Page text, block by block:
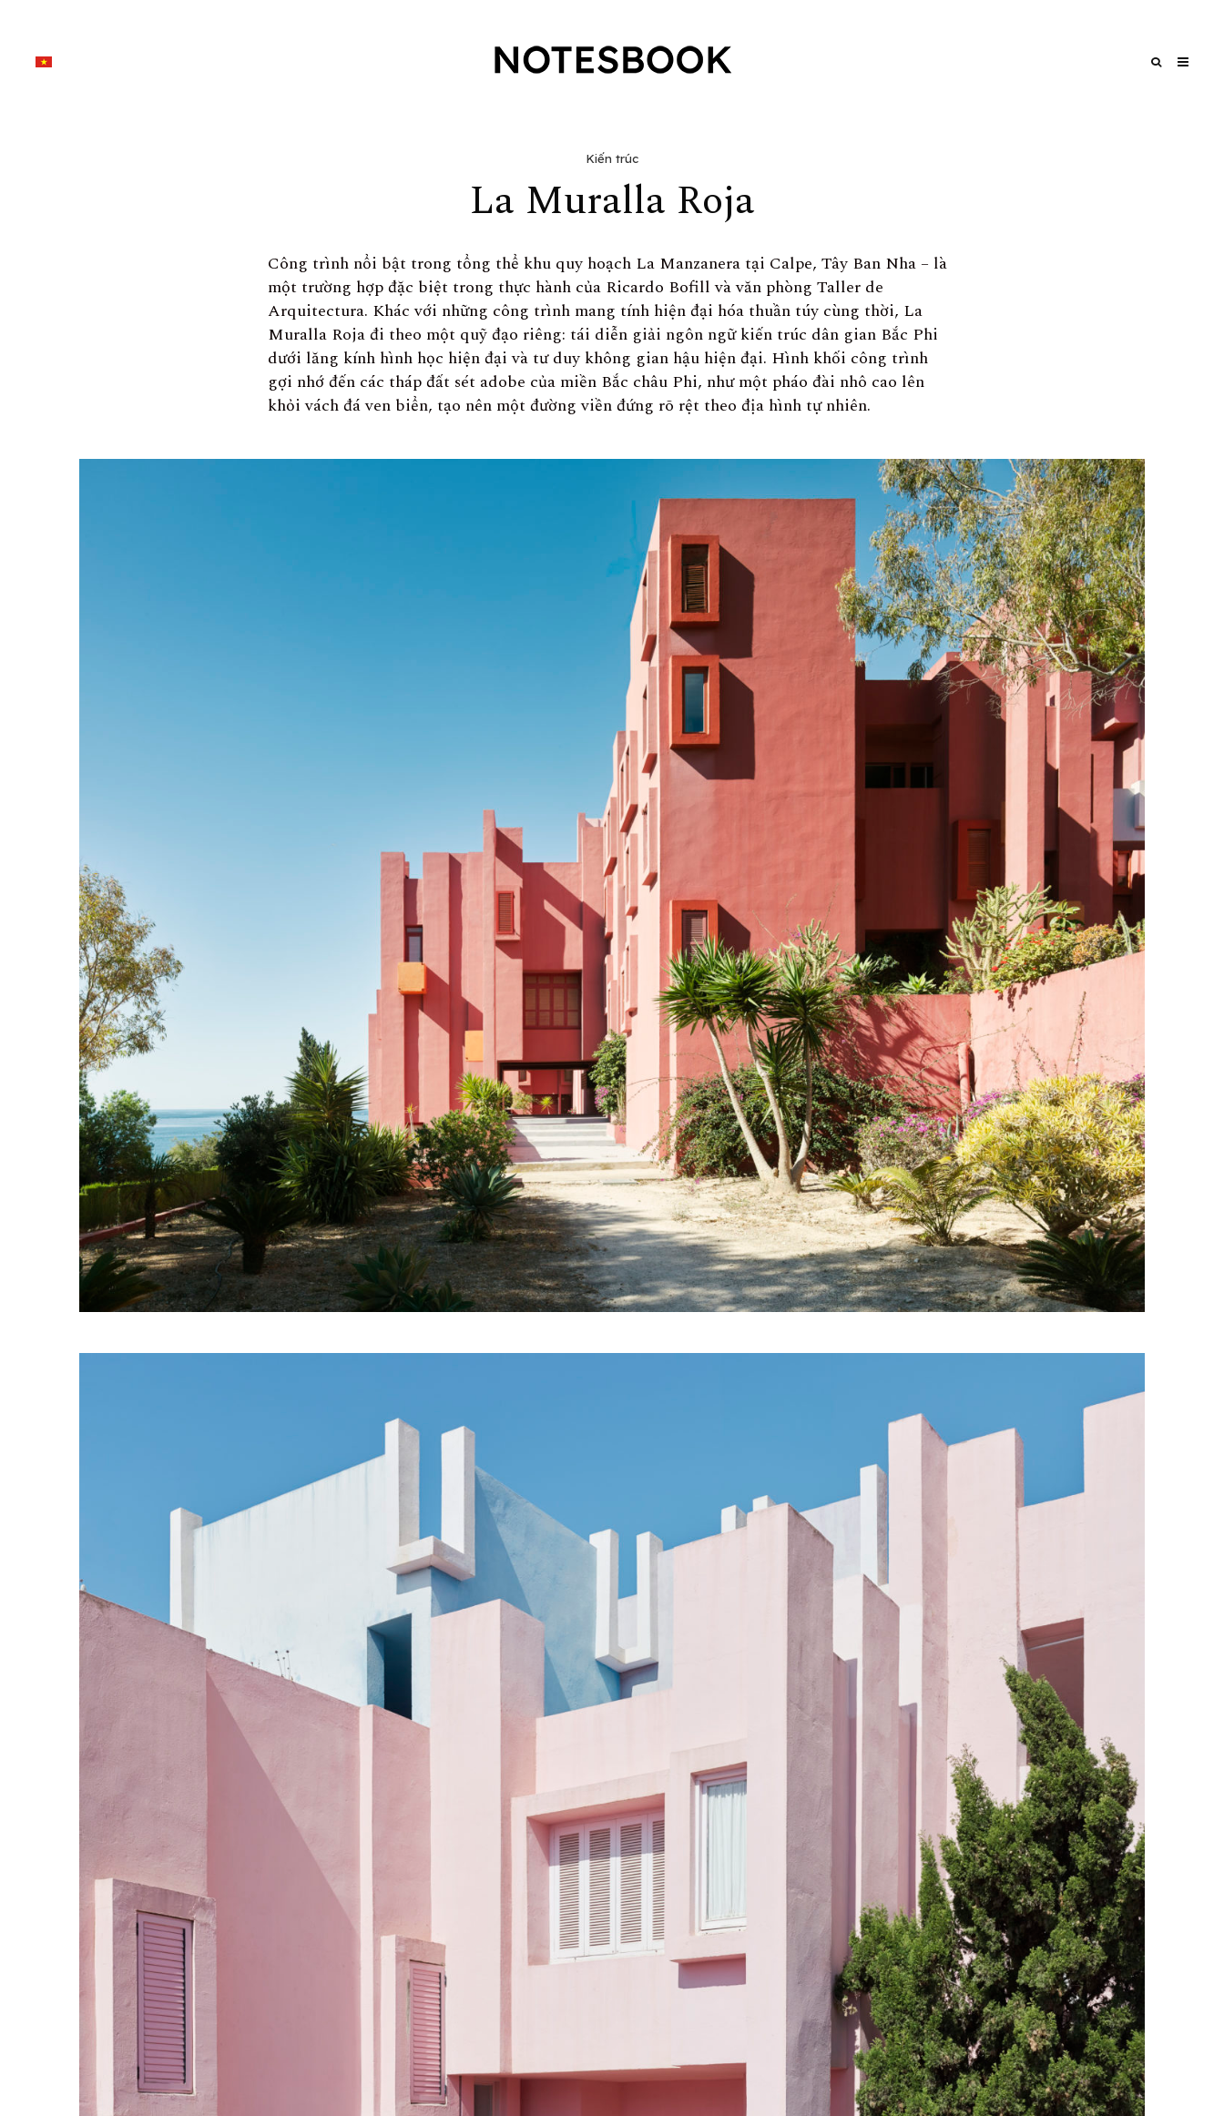
Kiến trúc
La Muralla Roja
Công trình nổi bật trong tổng thể khu quy hoạch La Manzanera tại Calpe, Tây Ban Nha – là
một trường hợp đặc biệt trong thực hành của Ricardo Bofill và văn phòng Taller de
Arquitectura. Khác với những công trình mang tính hiện đại hóa thuần túy cùng thời, La
Muralla Roja đi theo một quỹ đạo riêng: tái diễn giải ngôn ngữ kiến trúc dân gian Bắc Phi
dưới lăng kính hình học hiện đại và tư duy không gian hậu hiện đại. Hình khối công trình
gợi nhớ đến các tháp đất sét adobe của miền Bắc châu Phi, như một pháo đài nhô cao lên
khỏi vách đá ven biển, tạo nên một đường viền đứng rõ rệt theo địa hình tự nhiên.